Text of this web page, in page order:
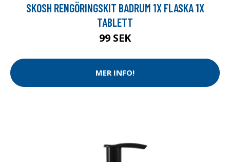
SKOSH RENGÖRINGSKIT BADRUM 1X FLASKA 1X
TABLETT
99 SEK
MER INFO!